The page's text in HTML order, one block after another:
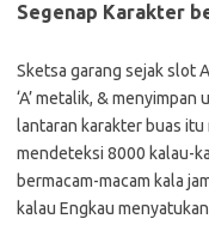
Segenap Karakter
Sketsa garang sejak slot
‘A’ metalik, &
lantaran karakter buas
mendeteksi 8000 kalau-
bermacam-macam kala
kalau Engkau